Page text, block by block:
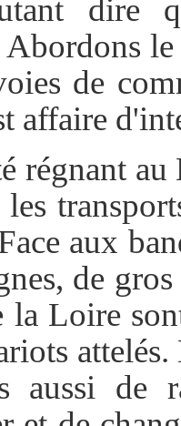
dire
de
affaire
régnant
aux
de
la Loire
aussi de